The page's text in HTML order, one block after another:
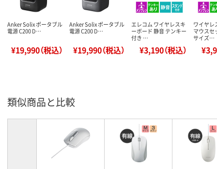
Anker Solix ポータブル
電源 C200 D…
¥19,990（税込）
Anker Solix ポータブル
電源 C200 D…
¥19,990（税込）
エレコム ワイヤレスキ
ーボード 静音 テンキー
付き …
¥3,190（税込）
ワイヤレ
マウスセ
サイズ…
類似商品と比較